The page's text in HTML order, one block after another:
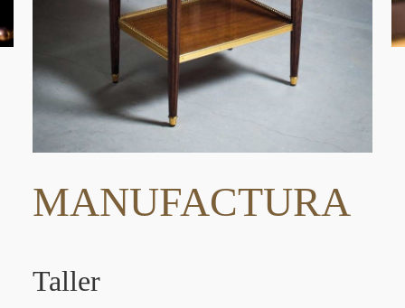
MANUFACTURA
Taller